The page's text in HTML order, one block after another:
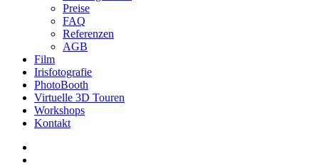
Preise
FAQ
Referenzen
AGB
Film
Irisfotografie
PhotoBooth
Virtuelle 3D Touren
Workshops
Kontakt